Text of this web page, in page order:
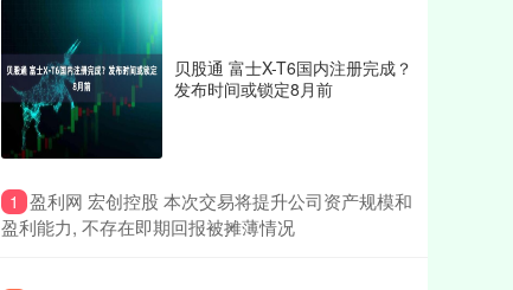
贝股通 富士X-T6国内注册完成？
发布时间或锁定8月前
1 ​盈利网 宏创控股 本次交易将提升公司资产规模和
盈利能力, 不存在即期回报被摊薄情况